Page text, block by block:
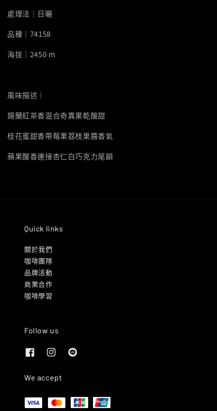
處理法｜日曬
品種｜74158
海拔｜2450 m
風味描述｜
錫蘭紅茶香混合奇異果乾酸甜
桂花蜜甜香帶莓果荔枝果醬香氣
蘋果酸香連接杏仁白巧克力尾韻
Quick links
關於我們
咖啡團隊
品牌活動
商業合作
咖啡學習
Follow us
We accept